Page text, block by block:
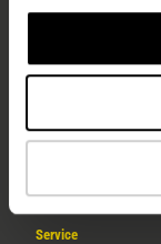
Über uns
Service